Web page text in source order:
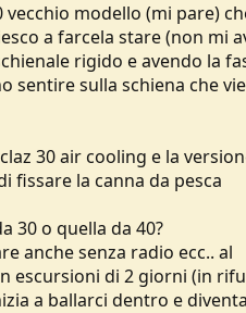
modello (mi pare)
a farcela stare (non mi
rigido e avendo la
sentire sulla schiena che
30 air cooling e la
fissare la canna da pesca
30 o quella da 40?
anche senza radio ecc.. al
escursioni di 2 giorni (in
a ballarci dentro e